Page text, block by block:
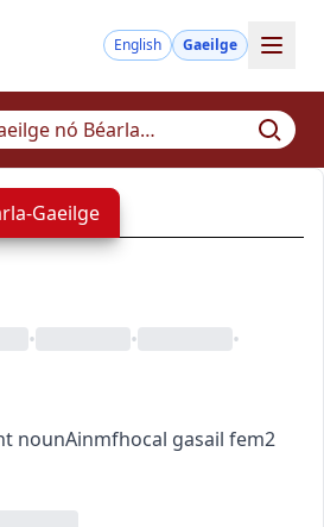
English Gaeilge
Gaeilge
• • •
nounAinmfhocal gasail fem2